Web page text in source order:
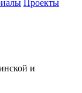
Проекты
и